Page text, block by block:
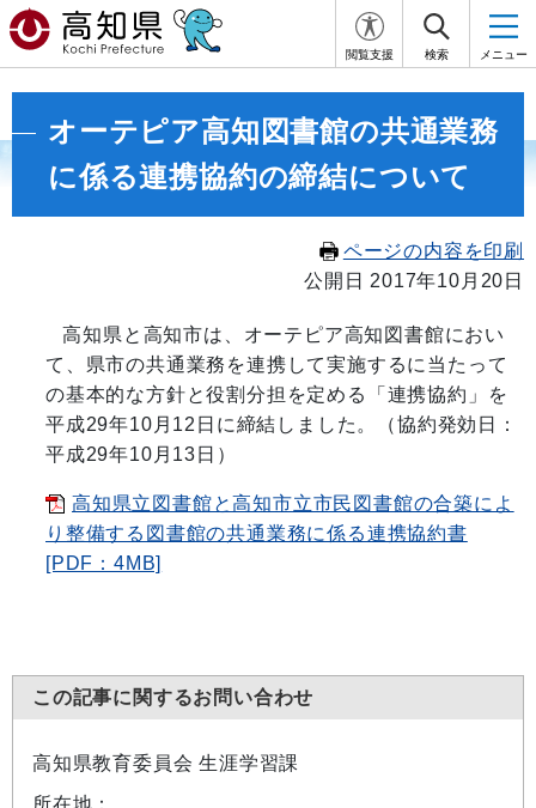
閲覧支援 検索 メニュー
オーテピア高知図書館の共通業務
に係る連携協約の締結について
ページの内容を印刷
公開日 2017年10月20日
高知県と高知市は、オーテピア高知図書館におい
て、県市の共通業務を連携して実施するに当たって
の基本的な方針と役割分担を定める「連携協約」を
平成29年10月12日に締結しました。（協約発効日：
平成29年10月13日）
高知県立図書館と高知市立市民図書館の合築によ
り整備する図書館の共通業務に係る連携協約書
[PDF：4MB]
この記事に関するお問い合わせ
高知県教育委員会 生涯学習課
所在地：